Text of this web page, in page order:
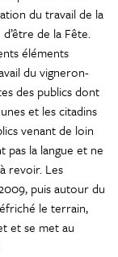
du travail de la
de la Fête.
éléments
du vigneron-
des publics dont
et les citadins
venant de loin
pas la langue et ne
revoir. Les
puis autour du
le terrain,
et se met au